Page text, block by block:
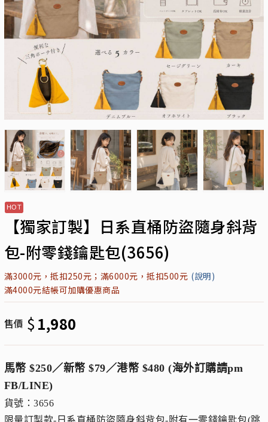
【獨家訂製】日系直桶防盜隨身斜背
包-附零錢鑰匙包(3656)
滿3000元，抵扣250元；滿6000元，抵扣500元 (說明)
滿4000元結帳可加購優惠商品
售價 $ 1,980
馬幣 $250／新幣 $79／港幣 $480 (海外訂購請pm
FB/LINE)
貨號：3656
限量訂製款-日系直桶防盜隨身斜背包-附有一零錢鑰匙包(跳